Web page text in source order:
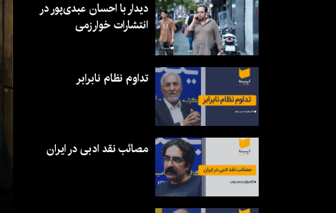
دیدار با احسان عبدی‌پور در
انتشارات خوارزمی
تداوم نظام نابرابر
مصائب نقد ادبی در ایران